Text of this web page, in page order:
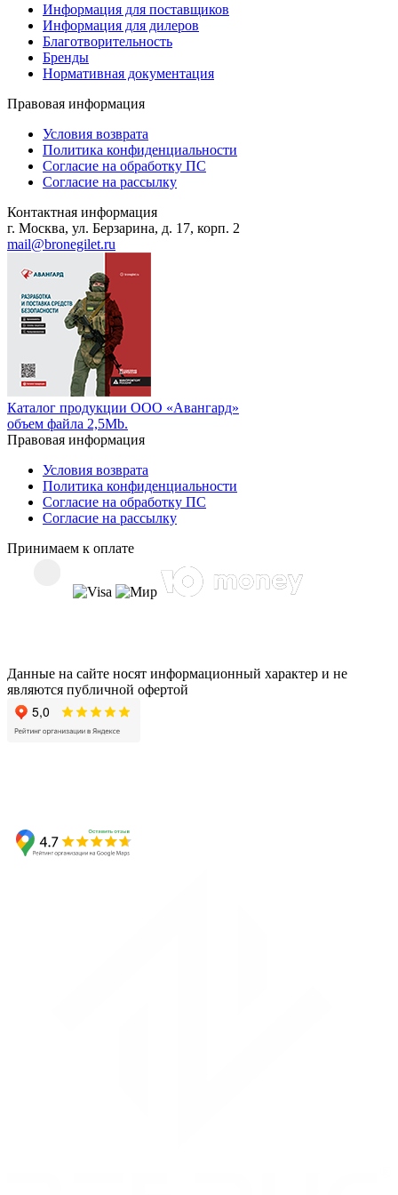
Информация для поставщиков
Информация для дилеров
Благотворительность
Бренды
Нормативная документация
Правовая информация
Условия возврата
Политика конфиденциальности
Согласие на обработку ПС
Согласие на рассылку
Контактная информация
г. Москва, ул. Берзарина, д. 17, корп. 2
mail@bronegilet.ru
Каталог продукции ООО «Авангард»
объем файла 2,5Mb.
Правовая информация
Условия возврата
Политика конфиденциальности
Согласие на обработку ПС
Согласие на рассылку
Принимаем к оплате
Данные на сайте носят информационный характер и не
являются публичной офертой